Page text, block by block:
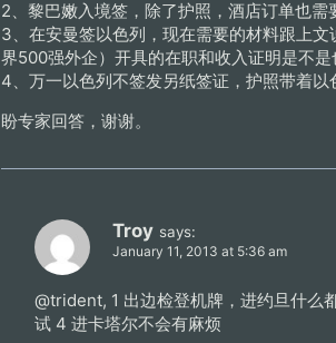
2、黎巴嫩入境签，除了护照，酒店订单也需
3、在安曼签以色列，现在需要的材料跟上
界500强外企）开具的在职和收入证明是不是
4、万一以色列不签发另纸签证，护照带着
盼专家回答，谢谢。
Troy says:
January 11, 2013 at 5:36 am
@trident, 1 出边检登机牌，进约旦什么
试 4 进卡塔尔不会有麻烦